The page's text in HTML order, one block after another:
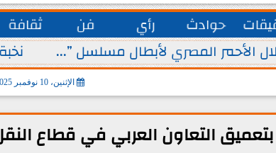
حوادث رأي فن ثقافة
الأحمر المصري لأبطال مسلسل ”...
الإثنين، 10 نوفمبر 2025
التعاون العربي في قطاع